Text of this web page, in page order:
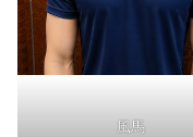
風馬